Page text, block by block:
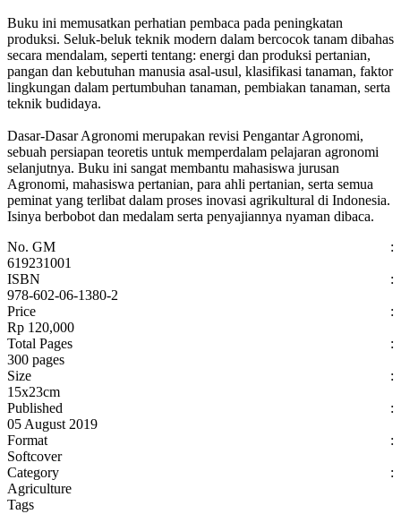
Buku ini memusatkan perhatian pembaca pada peningkatan
produksi. Seluk-beluk teknik modern dalam bercocok tanam dibahas
secara mendalam, seperti tentang: energi dan produksi pertanian,
pangan dan kebutuhan manusia asal-usul, klasifikasi tanaman, faktor
lingkungan dalam pertumbuhan tanaman, pembiakan tanaman, serta
teknik budidaya.
Dasar-Dasar Agronomi merupakan revisi Pengantar Agronomi,
sebuah persiapan teoretis untuk memperdalam pelajaran agronomi
selanjutnya. Buku ini sangat membantu mahasiswa jurusan
Agronomi, mahasiswa pertanian, para ahli pertanian, serta semua
peminat yang terlibat dalam proses inovasi agrikultural di Indonesia.
Isinya berbobot dan medalam serta penyajiannya nyaman dibaca.
No. GM
:
619231001
ISBN
:
978-602-06-1380-2
Price
:
Rp 120,000
Total Pages
:
300 pages
Size
:
15x23cm
Published
:
05 August 2019
Format
:
Softcover
Category
:
Agriculture
Tags